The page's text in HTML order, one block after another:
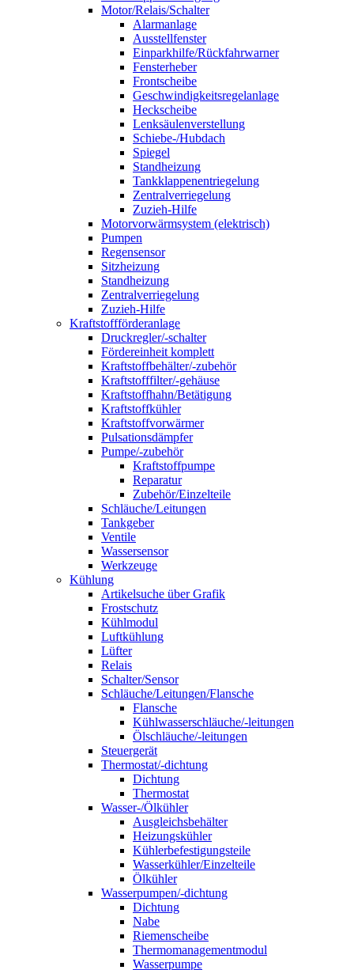
Motor/Relais/Schalter
Alarmanlage
Ausstellfenster
Einparkhilfe/Rückfahrwarner
Fensterheber
Frontscheibe
Geschwindigkeitsregelanlage
Heckscheibe
Lenksäulenverstellung
Schiebe-/Hubdach
Spiegel
Standheizung
Tankklappenentriegelung
Zentralverriegelung
Zuzieh-Hilfe
Motorvorwärmsystem (elektrisch)
Pumpen
Regensensor
Sitzheizung
Standheizung
Zentralverriegelung
Zuzieh-Hilfe
Kraftstoffförderanlage
Druckregler/-schalter
Fördereinheit komplett
Kraftstoffbehälter/-zubehör
Kraftstofffilter/-gehäuse
Kraftstoffhahn/Betätigung
Kraftstoffkühler
Kraftstoffvorwärmer
Pulsationsdämpfer
Pumpe/-zubehör
Kraftstoffpumpe
Reparatur
Zubehör/Einzelteile
Schläuche/Leitungen
Tankgeber
Ventile
Wassersensor
Werkzeuge
Kühlung
Artikelsuche über Grafik
Frostschutz
Kühlmodul
Luftkühlung
Lüfter
Relais
Schalter/Sensor
Schläuche/Leitungen/Flansche
Flansche
Kühlwasserschläuche/-leitungen
Ölschläuche/-leitungen
Steuergerät
Thermostat/-dichtung
Dichtung
Thermostat
Wasser-/Ölkühler
Ausgleichsbehälter
Heizungskühler
Kühlerbefestigungsteile
Wasserkühler/Einzelteile
Ölkühler
Wasserpumpen/-dichtung
Dichtung
Nabe
Riemenscheibe
Thermomanagementmodul
Wasserpumpe